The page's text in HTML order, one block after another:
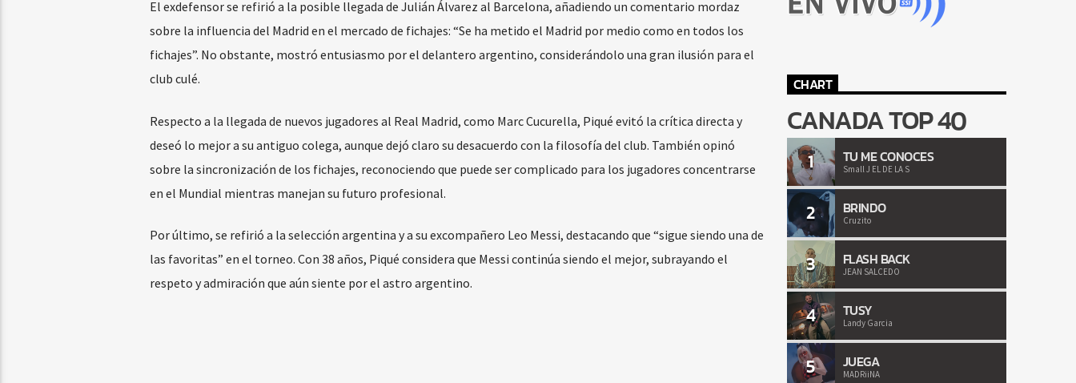
El exdefensor se refirió a la posible llegada de Julián Álvarez al Barcelona, añadiendo un comentario mordaz
sobre la influencia del Madrid en el mercado de fichajes: “Se ha metido el Madrid por medio como en todos los
fichajes”. No obstante, mostró entusiasmo por el delantero argentino, considerándolo una gran ilusión para el
club culé.
Respecto a la llegada de nuevos jugadores al Real Madrid, como Marc Cucurella, Piqué evitó la crítica directa y
deseó lo mejor a su antiguo colega, aunque dejó claro su desacuerdo con la filosofía del club. También opinó
sobre la sincronización de los fichajes, reconociendo que puede ser complicado para los jugadores concentrarse
en el Mundial mientras manejan su futuro profesional.
Por último, se refirió a la selección argentina y a su excompañero Leo Messi, destacando que “sigue siendo una de
las favoritas” en el torneo. Con 38 años, Piqué considera que Messi continúa siendo el mejor, subrayando el
respeto y admiración que aún siente por el astro argentino.
CHART
CANADA TOP 40
1 TU ME CONOCES
Small J EL DE LA S
2 BRINDO
Cruzito
3 FLASH BACK
JEAN SALCEDO
4 TUSY
Landy Garcia
5 JUEGA
MADRiiNA